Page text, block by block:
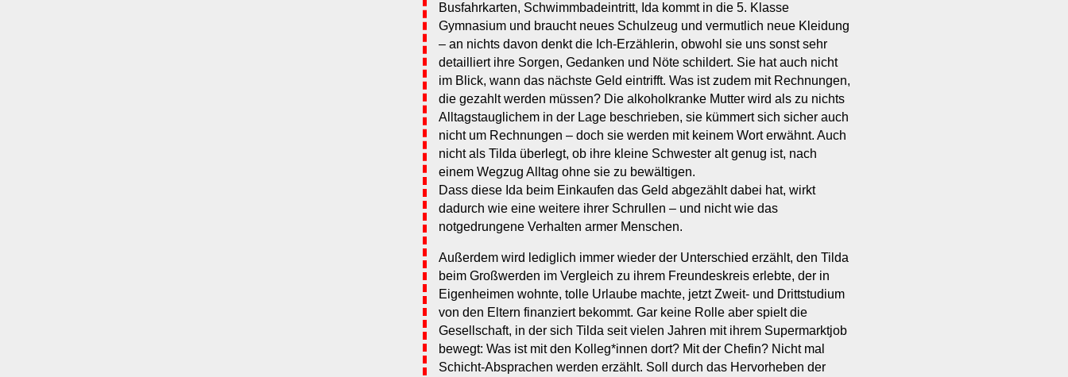
Busfahrkarten, Schwimmbadeintritt, Ida kommt in die 5. Klasse
Gymnasium und braucht neues Schulzeug und vermutlich neue Kleidung
– an nichts davon denkt die Ich-Erzählerin, obwohl sie uns sonst sehr
detailliert ihre Sorgen, Gedanken und Nöte schildert. Sie hat auch nicht
im Blick, wann das nächste Geld eintrifft. Was ist zudem mit Rechnungen,
die gezahlt werden müssen? Die alkoholkranke Mutter wird als zu nichts
Alltagstauglichem in der Lage beschrieben, sie kümmert sich sicher auch
nicht um Rechnungen – doch sie werden mit keinem Wort erwähnt. Auch
nicht als Tilda überlegt, ob ihre kleine Schwester alt genug ist, nach
einem Wegzug Alltag ohne sie zu bewältigen.
Dass diese Ida beim Einkaufen das Geld abgezählt dabei hat, wirkt
dadurch wie eine weitere ihrer Schrullen – und nicht wie das
notgedrungene Verhalten armer Menschen.
Außerdem wird lediglich immer wieder der Unterschied erzählt, den Tilda
beim Großwerden im Vergleich zu ihrem Freundeskreis erlebte, der in
Eigenheimen wohnte, tolle Urlaube machte, jetzt Zweit- und Drittstudium
von den Eltern finanziert bekommt. Gar keine Rolle aber spielt die
Gesellschaft, in der sich Tilda seit vielen Jahren mit ihrem Supermarktjob
bewegt: Was ist mit den Kolleg*innen dort? Mit der Chefin? Nicht mal
Schicht-Absprachen werden erzählt. Soll durch das Hervorheben der